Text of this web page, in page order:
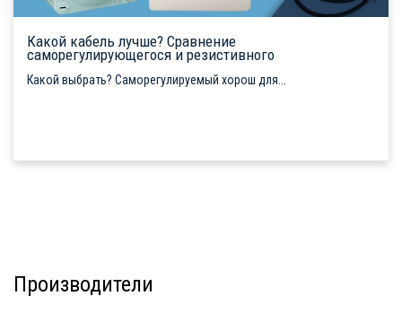
Какой кабель лучше? Сравнение
саморегулирующегося и резистивного
Какой выбрать? Саморегулируемый хорош для...
Производители